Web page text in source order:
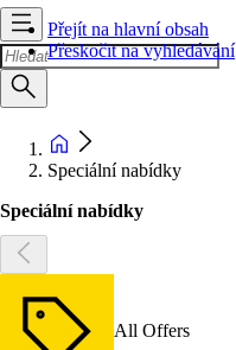
Přejít na hlavní obsah
Přeskočit na vyhledávání
Speciální nabídky
Speciální nabídky
All Offers